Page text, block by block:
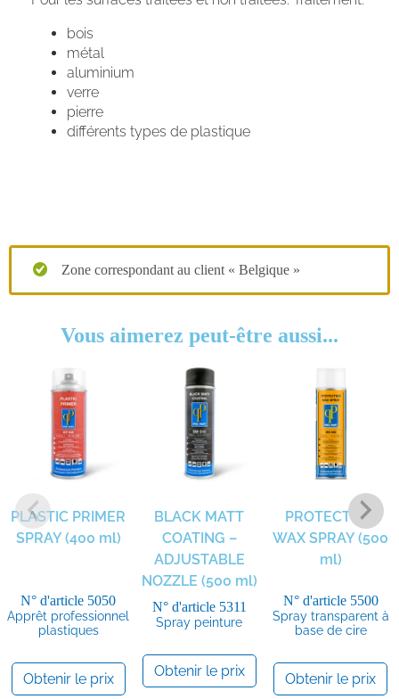
bois
métal
aluminium
verre
pierre
différents types de plastique
Zone correspondant au client « Belgique »
Vous aimerez peut-être aussi...
PLASTIC PRIMER
SPRAY (400 ml)
N° d'article 5050
Apprêt professionnel
plastiques
Obtenir le prix
BLACK MATT
COATING –
ADJUSTABLE
NOZZLE (500 ml)
N° d'article 5311
Spray peinture
Obtenir le prix
PROTECTION
WAX SPRAY (500
ml)
N° d'article 5500
Spray transparent à
base de cire
Obtenir le prix